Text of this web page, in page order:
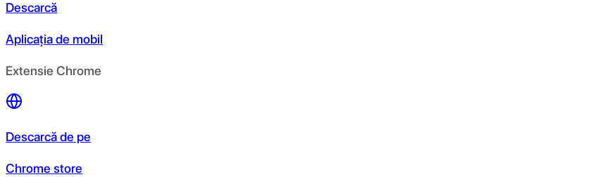
Descarcă
Aplicația de mobil
Extensie Chrome
Descarcă de pe
Chrome store